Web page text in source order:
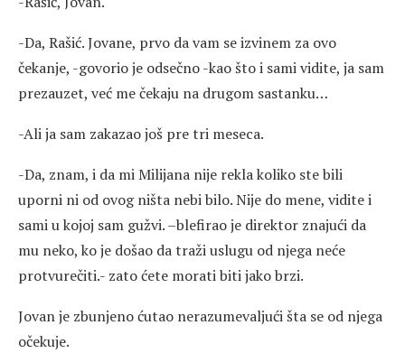
-Da, Rašić. Jovane, prvo da vam se izvinem za ovo
čekanje, -govorio je odsečno -kao što i sami vidite, ja sam
prezauzet, već me čekaju na drugom sastanku…
-Ali ja sam zakazao još pre tri meseca.
-Da, znam, i da mi Milijana nije rekla koliko ste bili
uporni ni od ovog ništa nebi bilo. Nije do mene, vidite i
sami u kojoj sam gužvi. –blefirao je direktor znajući da
mu neko, ko je došao da traži uslugu od njega neće
protvurečiti.- zato ćete morati biti jako brzi.
Jovan je zbunjeno ćutao nerazumevaljući šta se od njega
očekuje.